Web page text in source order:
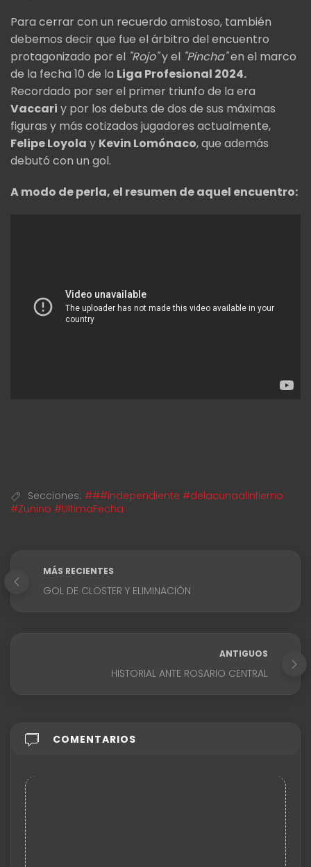
Para cerrar con un recuerdo amistoso, también
debemos decir que fue el árbitro del encuentro
protagonizado por el "Rojo"y el "Pincha"en el marco
de la fecha 10 de la Liga Profesional 2024.
Recordado por ser el primer triunfo de la era
Vaccari y por los debuts de dos de sus máximas
figuras y más cotizados jugadores actualmente,
Felipe Loyola y Kevin Lomónaco, que además
debutó con un gol.
A modo de perla, el resumen de aquel encuentro:
Secciones: ###independiente #delacunaalinfierno
#Zunino #UltimaFecha
MÁS RECIENTES
GOL DE CLOSTER Y ELIMINACIÓN
ANTIGUOS
HISTORIAL ANTE ROSARIO CENTRAL
COMENTARIOS